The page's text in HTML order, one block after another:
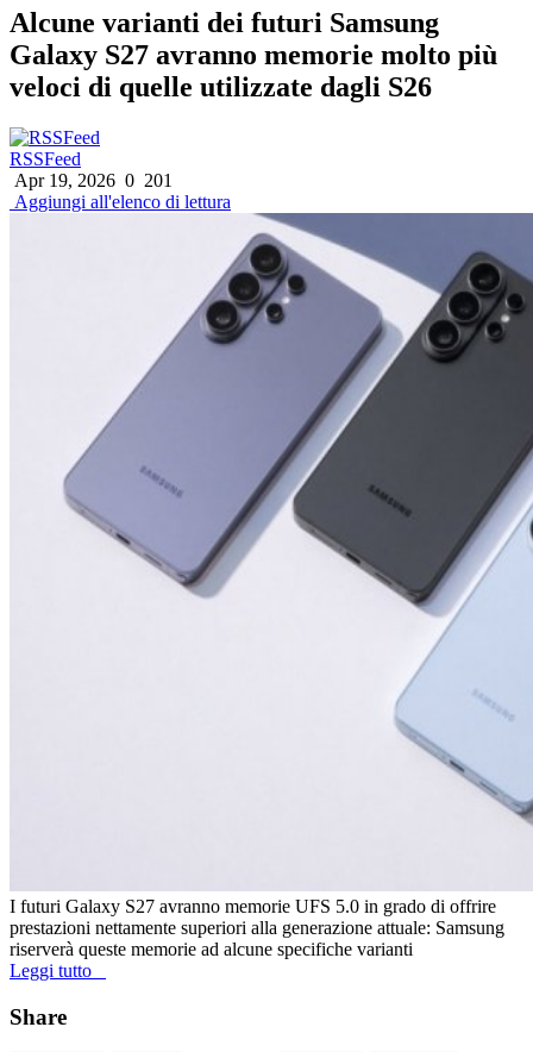
Alcune varianti dei futuri Samsung
Galaxy S27 avranno memorie molto più
veloci di quelle utilizzate dagli S26
RSSFeed
Apr 19, 2026 0 201
Aggiungi all'elenco di lettura
I futuri Galaxy S27 avranno memorie UFS 5.0 in grado di offrire
prestazioni nettamente superiori alla generazione attuale: Samsung
riserverà queste memorie ad alcune specifiche varianti
Leggi tutto
Share